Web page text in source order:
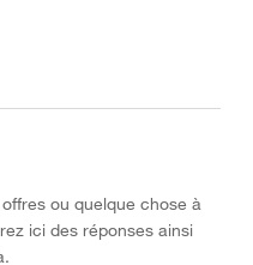
ou quelque chose à
ici des réponses ainsi